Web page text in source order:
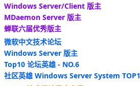
Windows Server/Client 版主
MDaemon Server 版主
蝉联六届优秀版主
微软中文技术论坛
Windows Server 版主
Top10 论坛英雄 - NO.6
社区英雄 Windows Server System TOP1